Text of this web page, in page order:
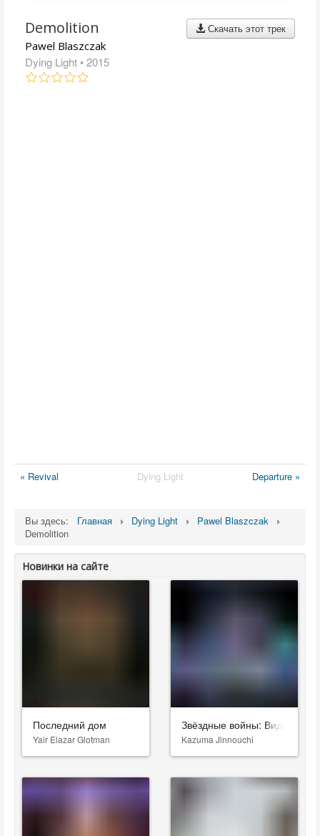
Скачать этот трек
Demolition
Pawel Blaszczak
Dying Light • 2015
« Revival Dying Light Departure »
Вы здесь: Главная Dying Light
Pawel Blaszczak
Demolition
Новинки на сайте
Последний дом
Yair Elazar Glotman
Звёздные войны: Видения.
Kazuma Jinnouchi